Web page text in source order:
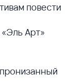
повести
Арт»